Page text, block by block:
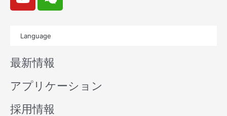
o
u
b
e
e
i
n
Language
最新情報
アプリケーション
採用情報